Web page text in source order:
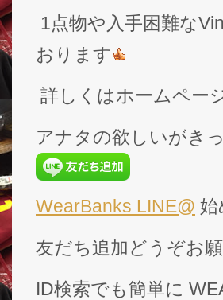
1点物や入手困難な
おります
詳しくはホームペー
アナタの欲しいがき
WearBanks LINE@ 始
友だち追加どうぞお
ID検索でも簡単に